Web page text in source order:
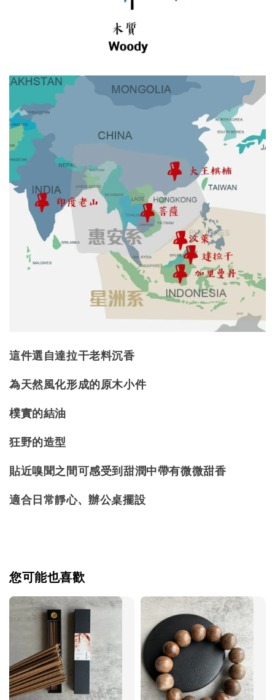
這件選自達拉干老料沉香
為天然風化形成的原木小件
樸實的結油
狂野的造型
貼近嗅聞之間可感受到甜潤中帶有微微甜香
適合日常靜心、辦公桌擺設
您可能也喜歡